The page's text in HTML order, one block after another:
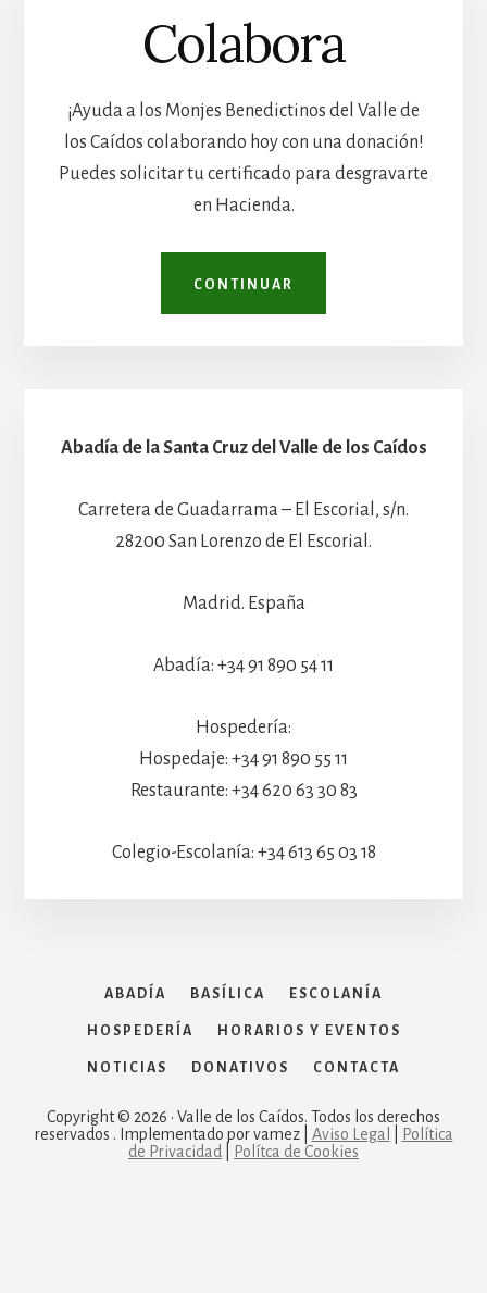
Colabora
¡Ayuda a los Monjes Benedictinos del Valle de
los Caídos colaborando hoy con una donación!
Puedes solicitar tu certificado para desgravarte
en Hacienda.
CONTINUAR
Abadía de la Santa Cruz del Valle de los Caídos
Carretera de Guadarrama – El Escorial, s/n.
28200 San Lorenzo de El Escorial.
Madrid. España
Abadía: +34 91 890 54 11
Hospedería:
Hospedaje: +34 91 890 55 11
Restaurante: +34 620 63 30 83
Colegio-Escolanía: +34 613 65 03 18
ABADÍA BASÍLICA ESCOLANÍA
HOSPEDERÍA HORARIOS Y EVENTOS
NOTICIAS DONATIVOS CONTACTA
Copyright © 2026 · Valle de los Caídos. Todos los derechos
reservados . Implementado por vamez | Aviso Legal
Política
de Privacidad
Polítca de Cookies